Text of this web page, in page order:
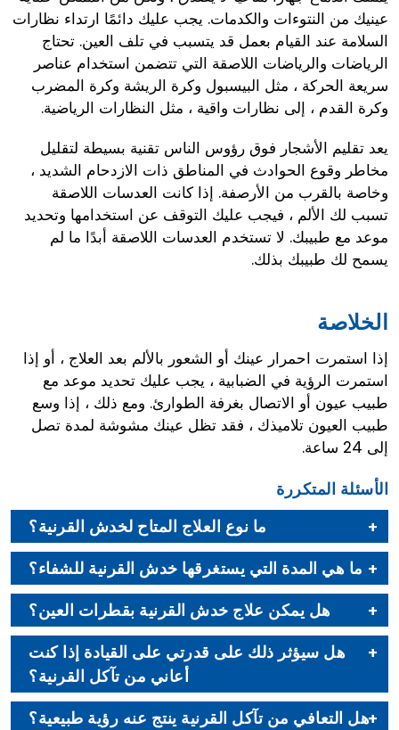
عينيك من النتوءات والكدمات. يجب عليك دائمًا ارتداء نظارات
السلامة عند القيام بعمل قد يتسبب في تلف العين. تحتاج
الرياضات والرياضات اللاصقة التي تتضمن استخدام عناصر
سريعة الحركة ، مثل البيسبول وكرة الريشة وكرة المضرب
وكرة القدم ، إلى نظارات واقية ، مثل النظارات الرياضية.
يعد تقليم الأشجار فوق رؤوس الناس تقنية بسيطة لتقليل
مخاطر وقوع الحوادث في المناطق ذات الازدحام الشديد ،
وخاصة بالقرب من الأرصفة. إذا كانت العدسات اللاصقة
تسبب لك الألم ، فيجب عليك التوقف عن استخدامها وتحديد
موعد مع طبيبك. لا تستخدم العدسات اللاصقة أبدًا ما لم
يسمح لك طبيبك بذلك.
الخلاصة
إذا استمرت احمرار عينك أو الشعور بالألم بعد العلاج ، أو إذا
استمرت الرؤية في الضبابية ، يجب عليك تحديد موعد مع
طبيب عيون أو الاتصال بغرفة الطوارئ. ومع ذلك ، إذا وسع
طبيب العيون تلاميذك ، فقد تظل عينك مشوشة لمدة تصل
إلى 24 ساعة.
الأسئلة المتكررة
ما نوع العلاج المتاح لخدش القرنية؟
ما هي المدة التي يستغرقها خدش القرنية للشفاء؟
هل يمكن علاج خدش القرنية بقطرات العين؟
هل سيؤثر ذلك على قدرتي على القيادة إذا كنت
أعاني من تآكل القرنية؟
هل التعافي من تآكل القرنية ينتج عنه رؤية طبيعية؟